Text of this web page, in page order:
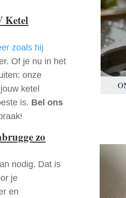
Ketel
zoals hij
Of je nu in het
onze
ketel
is. Bel ons
zo
nodig. Dat is
je
en